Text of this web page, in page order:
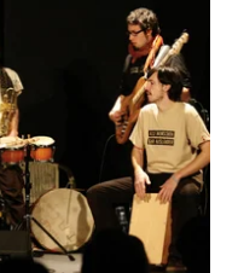
die perfekt
auf die
harmoniert.
Sängerinnen des
Bernarda Klinar und
mit der
Mit ihren
Stimmen